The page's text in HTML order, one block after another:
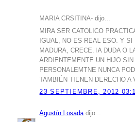
MARIA CRSITINA- dijo...
MIRA SER CATOLICO
IGUAL, NO ES REAL ESO. Y
MADURA, CRECE. lA DUDA O
ARDIENTEMENTE UN HIJO
PERSONALEMTNE NUNCA
TAMBIÉN TIENEN DERECHO
23 SEPTIEMBRE, 2012
Agustín Losadadijo...